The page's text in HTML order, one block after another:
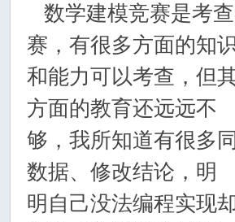
数学建模竞赛是考
赛，有很多方面的知
和能力可以考查，但
方面的教育还远远不
够，我所知道有很多
数据、修改结论，明
明自己没法编程实现